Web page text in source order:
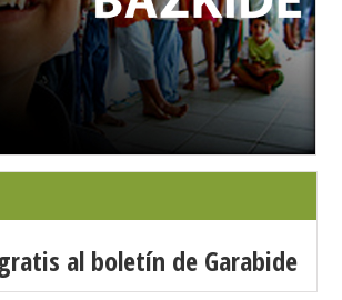
al boletín de Garabide